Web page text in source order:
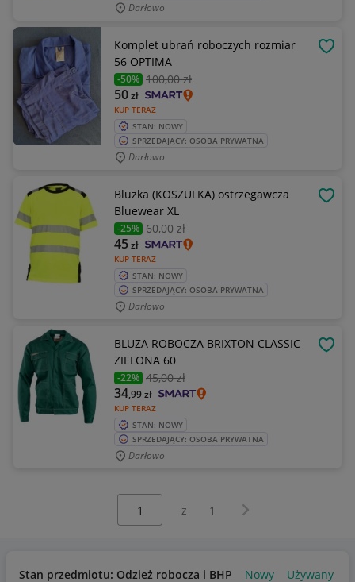
Darłowo
Komplet ubrań roboczych rozmiar
56 OPTIMA
-50% 100,00 zł
KUP TERAZ
50zł
STAN: NOWY
SPRZEDAJĄCY: OSOBA PRYWATNA
Darłowo
Bluzka (KOSZULKA) ostrzegawcza
Bluewear XL
-25% 60,00 zł
KUP TERAZ
45zł
STAN: NOWY
SPRZEDAJĄCY: OSOBA PRYWATNA
Darłowo
BLUZA ROBOCZA BRIXTON CLASSIC
ZIELONA 60
-22% 45,00 zł
KUP TERAZ
34,99zł
STAN: NOWY
SPRZEDAJĄCY: OSOBA PRYWATNA
Darłowo
z 1 Następna strona
Stan przedmiotu: Odzież robocza i BHP Nowy Używany